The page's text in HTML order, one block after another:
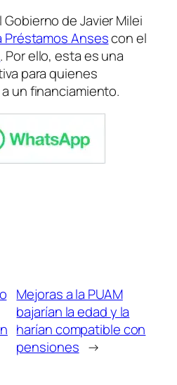
de Javier Milei
Préstamos Ansescon el
. Por ello, esta es una
para quienes
un financiamiento.
Mejoras a la PUAM
bajarían la edad y la
harían compatible con
pensiones →